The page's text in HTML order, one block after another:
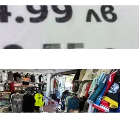
изчезва от етикетите: Търговците
фалшиви стоки за близо 650 000
акция във Варна и „Златни